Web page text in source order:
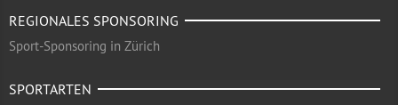
REGIONALES SPONSORING
Sport-Sponsoring in Zürich
SPORTARTEN